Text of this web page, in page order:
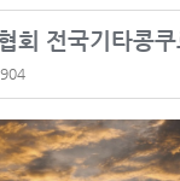
회 전국기타콩쿠